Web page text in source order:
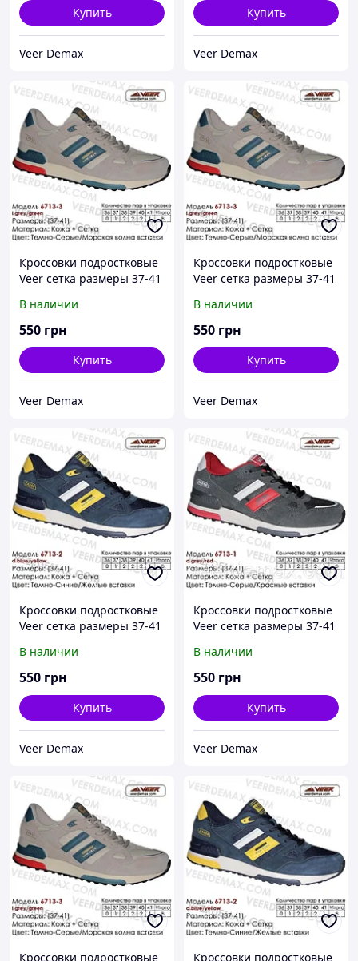
Купить
Veer Demax
Купить
Veer Demax
Кроссовки подростковые
Veer сетка размеры 37-41
Бежевый
В наличии
550 грн
Купить
Veer Demax
Кроссовки подростковые
Veer сетка размеры 37-41
Серый
В наличии
550 грн
Купить
Veer Demax
Кроссовки подростковые
Veer сетка размеры 37-41
В наличии
550 грн
Купить
Veer Demax
Кроссовки подростковые
Veer сетка размеры 37-41
В наличии
550 грн
Купить
Veer Demax
Кроссовки подростковые
Кроссовки подростковые